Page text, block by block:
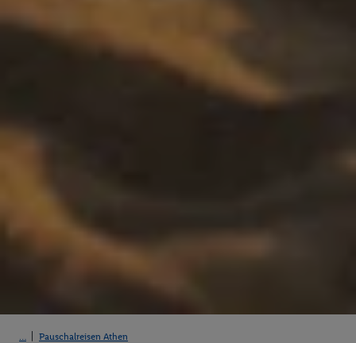
Pauschalreisen Athen